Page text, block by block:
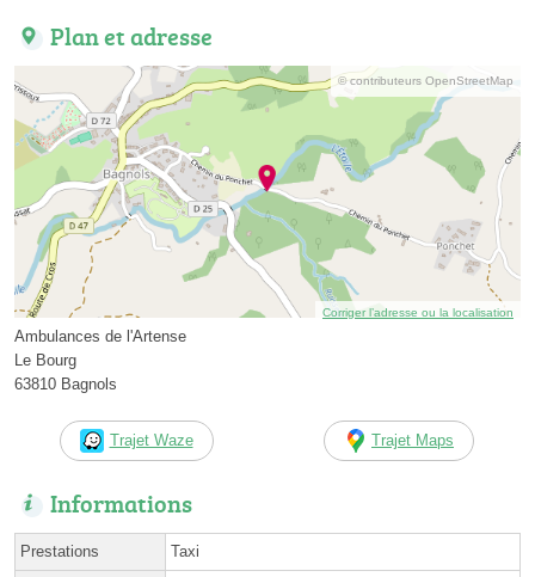
Plan et adresse
© contributeurs OpenStreetMap
Corriger l’adresse ou la localisation
Ambulances de l'Artense
Le Bourg
63810 Bagnols
Trajet Waze Trajet Maps
Informations
Prestations Taxi